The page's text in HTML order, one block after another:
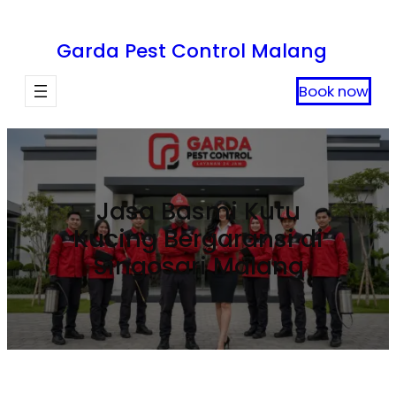
Garda Pest Control Malang
Book now
Jasa Basmi Kutu
Kucing Bergaransi di
Singosari Malang